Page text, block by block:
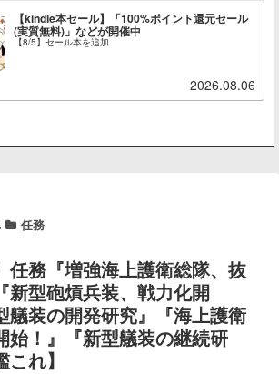
【kindle本セール】「100%ポイント還元セール
(実質無料)」などが開催中
【8/5】セール本を追加
2026.08.06
任務
任務『増強海上護衛総隊、抜
新型砲熕兵装、戦力化開
艤装の開発研究』『海上護衛
始！』『新型艤装の継続研
れ】